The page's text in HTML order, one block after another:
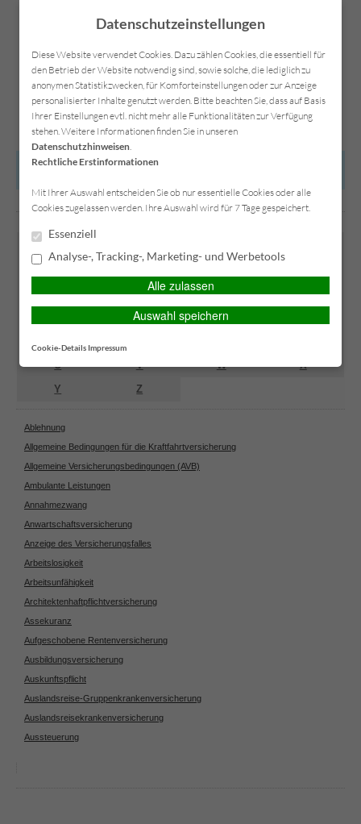
Kontakt Anfahrt Datenschutz Impressum
HAUPTMENÜ
Datenschutzeinstellungen
Diese Website verwendet Cookies. Dazu zählen Cookies, die essentiell für
den Betrieb der Website notwendig sind, sowie solche, die lediglich zu
anonymen Statistikzwecken, für Komforteinstellungen oder zur Anzeige
personalisierter Inhalte genutzt werden. Bitte beachten Sie, dass auf Basis
Ihrer Einstellungen evtl. nicht mehr alle Funktionalitäten zur Verfügung
stehen. Weitere Informationen finden Sie in unseren
Datenschutzhinweisen.
Rechtliche Erstinformationen
Mit Ihrer Auswahl entscheiden Sie ob nur essentielle Cookies oder alle
Cookies zugelassen werden. Ihre Auswahl wird für 7 Tage gespeichert.
Essenziell
Analyse-, Tracking-, Marketing- und Werbetools
Alle zulassen
Auswahl speichern
Cookie-Details Impressum